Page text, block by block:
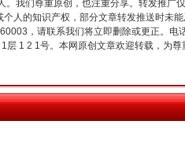
。我们尊重原创，也注重分享。转发推广
人的知识产权，部分文章转发推送时未
，请联系我们将立即删除或更正。电
1 2 1号。本网原创文章欢迎转载，为尊
新中国诞生的见证